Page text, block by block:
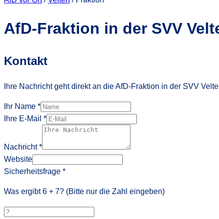
AfD-Fraktion in der SVV
Kontakt
Ihre Nachricht geht direkt an die AfD-Fraktion in der SVV
Ihr Name *
Ihre E-Mail *
Nachricht*
Website
Sicherheitsfrage *
Was ergibt6 + 7? (Bitte nur die Zahl eingeben)